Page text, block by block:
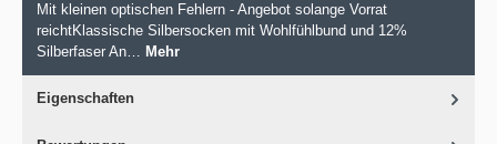
Mit kleinen optischen Fehlern - Angebot solange Vorrat
reichtKlassische Silbersocken mit Wohlfühlbund und 12%
Silberfaser An… Mehr
Eigenschaften